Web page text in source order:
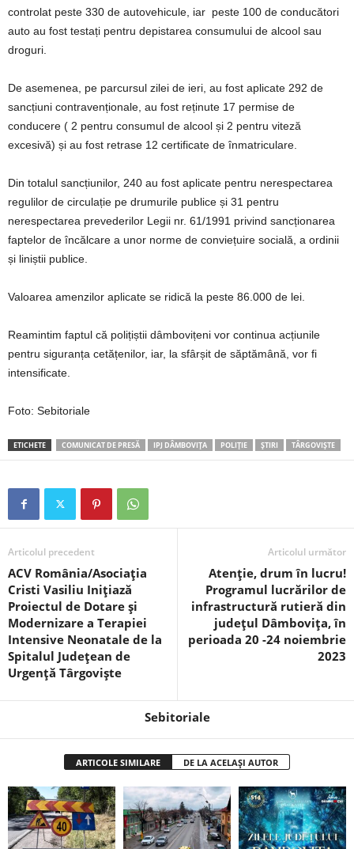
controlat peste 330 de autovehicule, iar peste 100 de conducători
auto au fost testați pentru depistarea consumului de alcool sau
droguri.
De asemenea, pe parcursul zilei de ieri, au fost aplicate 292 de
sancțiuni contravenționale, au fost reținute 17 permise de
conducere ( 2 pentru consumul de alcool și 2 pentru viteză
excesivă) și au fost retrase 12 certificate de înmatriculare.
Din totalul sancțiunilor, 240 au fost aplicate pentru nerespectarea
regulilor de circulație pe drumurile publice și 31 pentru
nerespectarea prevederilor Legii nr. 61/1991 privind sancționarea
faptelor de încălcare a unor norme de conviețuire socială, a ordinii
și liniștii publice.
Valoarea amenzilor aplicate se ridică la peste 86.000 de lei.
Reamintim faptul că polițiștii dâmbovițeni vor continua acțiunile
pentru siguranța cetățenilor, iar, la sfârșit de săptămână, vor fi
intensificate.
Foto: Sebitoriale
ETICHETE COMUNICAT DE PRESĂ IPJ DÂMBOVIȚA POLIȚIE ȘTIRI TÂRGOVIȘTE
Articolul precedent
ACV România/Asociația
Cristi Vasiliu Inițiază
Proiectul de Dotare și
Modernizare a Terapiei
Intensive Neonatale de la
Spitalul Județean de
Urgență Târgoviște
Articolul următor
Atenție, drum în lucru!
Programul lucrărilor de
infrastructură rutieră din
județul Dâmbovița, în
perioada 20 -24 noiembrie
2023
Sebitoriale
ARTICOLE SIMILARE DE LA ACELAȘI AUTOR